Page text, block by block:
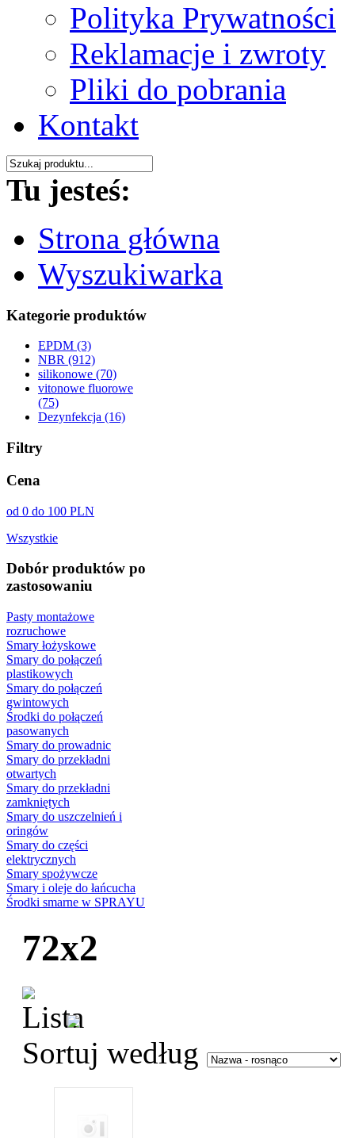
Polityka Prywatności
Reklamacje i zwroty
Pliki do pobrania
Kontakt
Tu jesteś:
Strona główna
Wyszukiwarka
Kategorie produktów
EPDM (3)
NBR (912)
silikonowe (70)
vitonowe fluorowe
(75)
Dezynfekcja (16)
Filtry
Cena
od 0 do 100 PLN
Wszystkie
Dobór produktów po
zastosowaniu
Pasty montażowe
rozruchowe
Smary łożyskowe
Smary do połączeń
plastikowych
Smary do połączeń
gwintowych
Środki do połączeń
pasowanych
Smary do prowadnic
Smary do przekładni
otwartych
Smary do przekładni
zamkniętych
Smary do uszczelnień i
oringów
Smary do części
elektrycznych
Smary spożywcze
Smary i oleje do łańcucha
Środki smarne w SPRAYU
72x2
Sortuj według